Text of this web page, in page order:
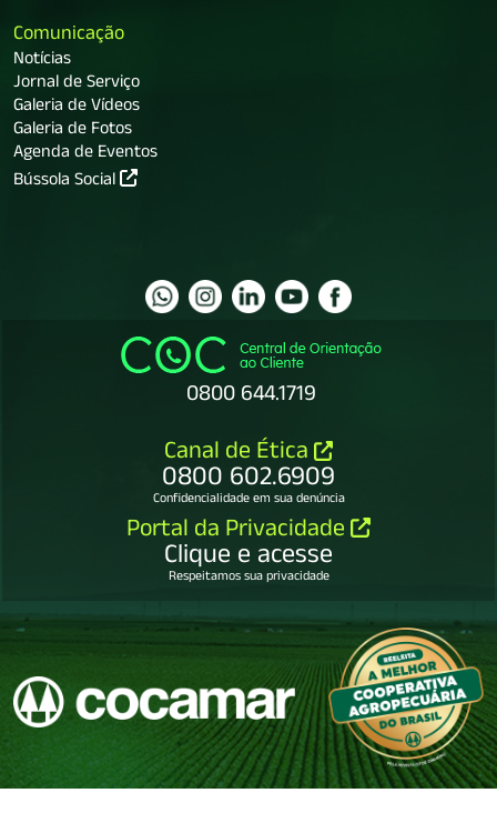
Comunicação
Notícias
Jornal de Serviço
Galeria de Vídeos
Galeria de Fotos
Agenda de Eventos
Bússola Social
0800 644.1719
Canal de Ética
0800 602.6909
Confidencialidade em sua denúncia
Portal da Privacidade
Clique e acesse
Respeitamos sua privacidade